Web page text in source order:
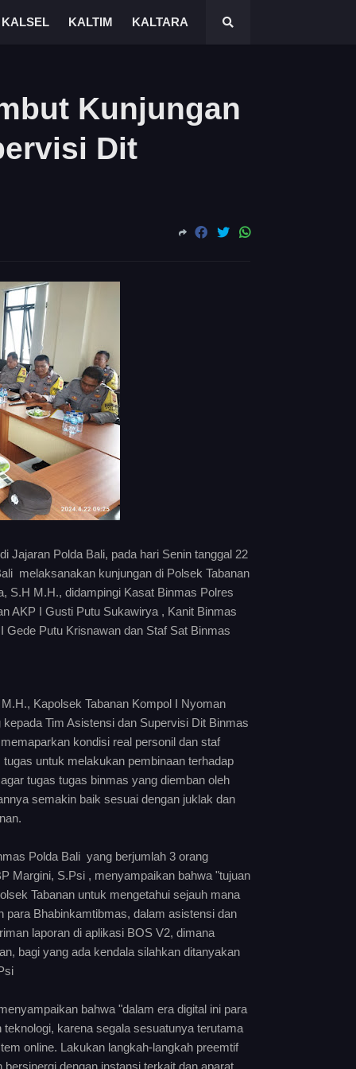
KALSEL KALTIM KALTARA
Kunjungan
Dit
Jajaran Polda Bali, pada hari Senin tanggal 22
melaksanakan kunjungan di Polsek Tabanan
S.H M.H., didampingi Kasat Binmas Polres
AKP I Gusti Putu Sukawirya , Kanit Binmas
Putu Krisnawan dan Staf Sat Binmas
Kapolsek Tabanan Kompol I Nyoman
Tim Asistensi dan Supervisi Dit Binmas
kondisi real personil dan staf
untuk melakukan pembinaan terhadap
tugas tugas binmas yang diemban oleh
semakin baik sesuai dengan juklak dan
Polda Bali yang berjumlah 3 orang
Margini, S.Psi , menyampaikan bahwa "tujuan
Tabanan untuk mengetahui sejauh mana
para Bhabinkamtibmas, dalam asistensi dan
laporan di aplikasi BOS V2, dimana
bagi yang ada kendala silahkan ditanyakan
bahwa "dalam era digital ini para
karena segala sesuatunya terutama
online. Lakukan langkah-langkah preemtif
dengan instansi terkait dan aparat